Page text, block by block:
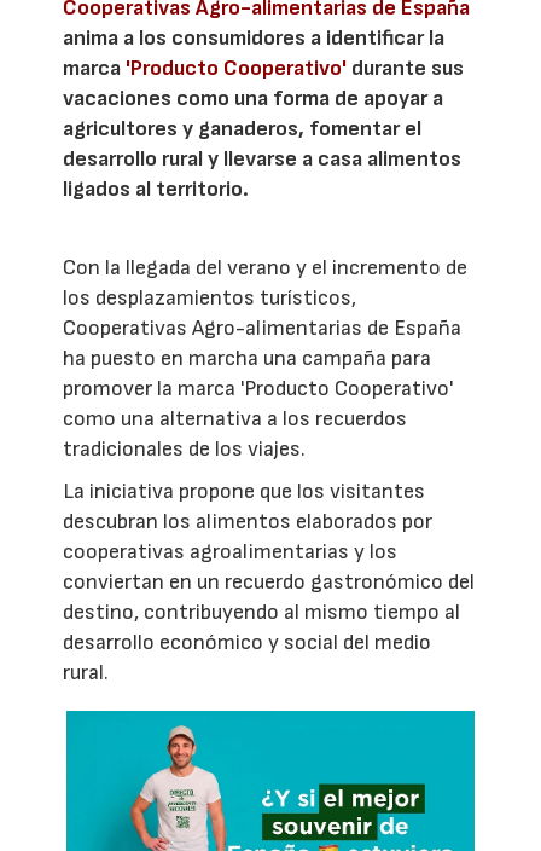
Cooperativas Agro-alimentarias de España
anima a los consumidores a identificar la
marca 'Producto Cooperativo' durante sus
vacaciones como una forma de apoyar a
agricultores y ganaderos, fomentar el
desarrollo rural y llevarse a casa alimentos
ligados al territorio.
Con la llegada del verano y el incremento de
los desplazamientos turísticos,
Cooperativas Agro-alimentarias de España
ha puesto en marcha una campaña para
promover la marca 'Producto Cooperativo'
como una alternativa a los recuerdos
tradicionales de los viajes.
La iniciativa propone que los visitantes
descubran los alimentos elaborados por
cooperativas agroalimentarias y los
conviertan en un recuerdo gastronómico del
destino, contribuyendo al mismo tiempo al
desarrollo económico y social del medio
rural.